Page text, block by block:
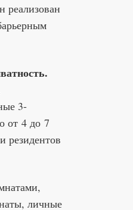
реализован
3-
от 4 до 7
резидентов
личные